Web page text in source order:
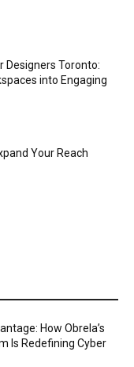
Designers Toronto:
into Engaging
Your Reach
How Obrela’s
Is Redefining Cyber